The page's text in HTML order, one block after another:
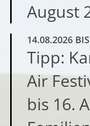
August
14.08.2026
Tipp:
Air
bis 16.